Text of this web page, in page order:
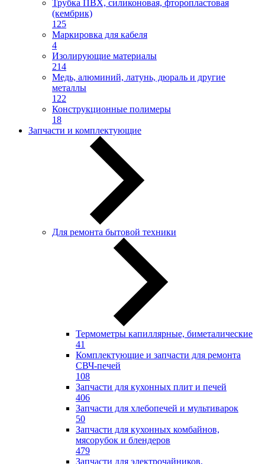
Трубка ПВХ, силиконовая, фторопластовая
(кембрик)
125
Маркировка для кабеля
4
Изолирующие материалы
214
Медь, алюминий, латунь, дюраль и другие
металлы
122
Конструкционные полимеры
18
Запчасти и комплектующие
Для ремонта бытовой техники
Термометры капиллярные, биметалические
41
Комплектующие и запчасти для ремонта
СВЧ-печей
108
Запчасти для кухонных плит и печей
406
Запчасти для хлебопечей и мультиварок
50
Запчасти для кухонных комбайнов,
мясорубок и блендеров
479
Запчасти для электрочайников,